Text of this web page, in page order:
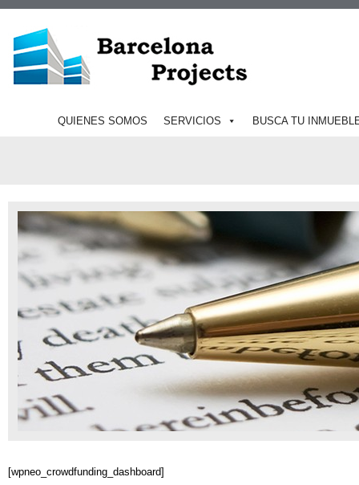
QUIENES SOMOS SERVICIOS BUSCA TU
[wpneo_crowdfunding_dashboard]